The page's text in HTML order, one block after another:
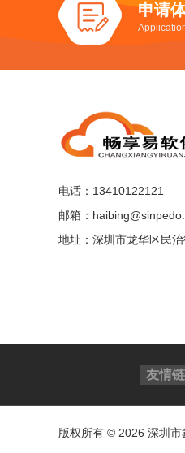
申请
电话：13410122121
邮箱：
地址：深圳市龙华区民
友情
版权所有 © 2026 深圳市